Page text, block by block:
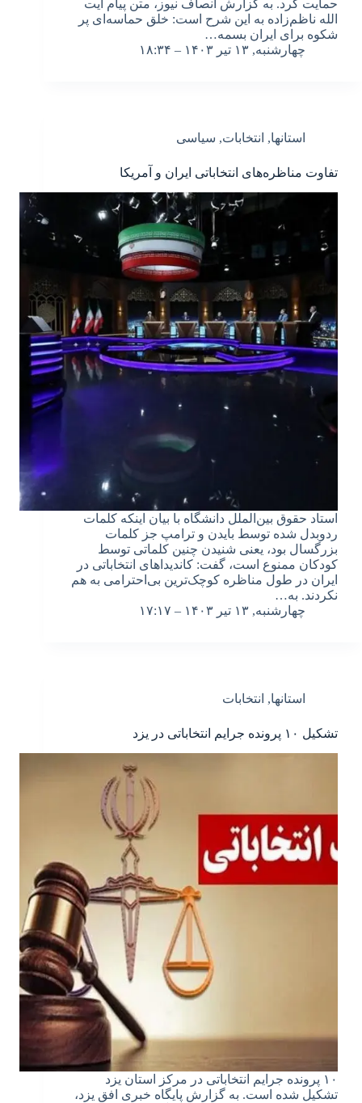
حمایت کرد. به گزارش انصاف نیوز، متن پیام آیت
الله ناظم‌زاده به این شرح است: خلق حماسه‌ای پر
شکوه برای ایران بسمه…
چهارشنبه, ۱۳ تیر ۱۴۰۳ – ۱۸:۳۴
استانها, انتخابات, سیاسی
تفاوت مناظره‌های انتخاباتی ایران و آمریکا
استاد حقوق بین‌الملل دانشگاه با بیان اینکه کلمات
ردوبدل شده توسط بایدن و ترامپ جز کلمات
بزرگسال بود، یعنی شنیدن چنین کلماتی توسط
کودکان ممنوع است، گفت: کاندیداهای انتخاباتی در
ایران در طول مناظره کوچک‌ترین بی‌احترامی به هم
نکردند. به…
چهارشنبه, ۱۳ تیر ۱۴۰۳ – ۱۷:۱۷
استانها, انتخابات
تشکیل ۱۰ پرونده جرایم انتخاباتی در یزد
۱۰ پرونده جرایم انتخاباتی در مرکز استان یزد
تشکیل شده است. به گزارش پایگاه خبری افق یزد،